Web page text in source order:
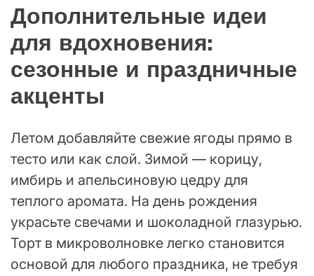
Дополнительные идеи
для вдохновения:
сезонные и праздничные
акценты
Летом добавляйте свежие ягоды прямо в
тесто или как слой. Зимой — корицу,
имбирь и апельсиновую цедру для
теплого аромата. На день рождения
украсьте свечами и шоколадной глазурью.
Торт в микроволновке легко становится
основой для любого праздника, не требуя